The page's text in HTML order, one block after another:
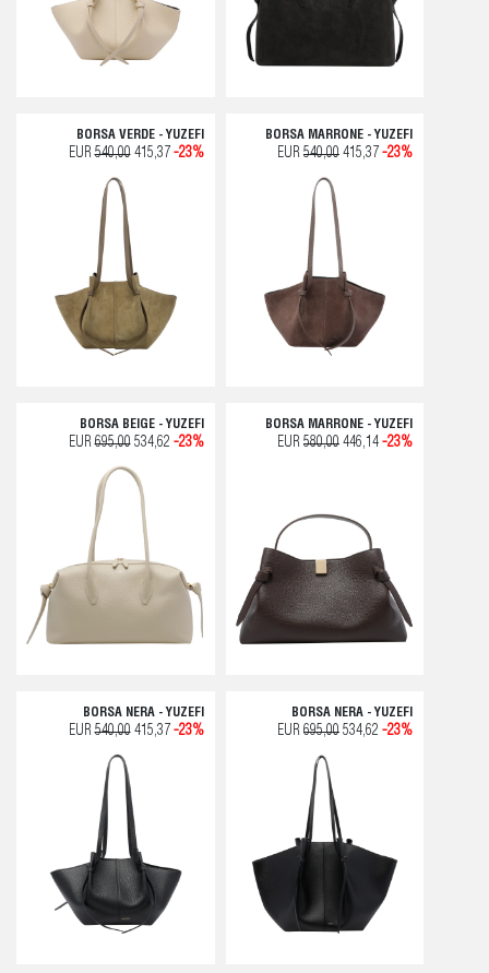
BORSA VERDE - YUZEFI
EUR540,00415,37 -23%
BORSA MARRONE - YUZEFI
EUR 540,00 415,37 -23%
BORSA BEIGE - YUZEFI
EUR695,00534,62 -23%
BORSA MARRONE - YUZEFI
EUR 580,00 446,14 -23%
BORSA NERA - YUZEFI
EUR540,00415,37 -23%
BORSA NERA - YUZEFI
EUR 695,00 534,62 -23%